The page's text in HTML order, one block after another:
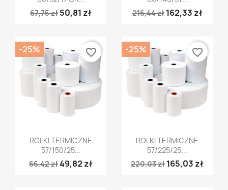
67,75 zł 50,81 zł
216,44 zł 162,33 zł
Szybki podgląd
ROLKI TERMICZNE
57/150/25...
66,42 zł49,82 zł
-25% favorite_border
Szybki podgląd
ROLKI TERMICZNE
57/225/25...
220,03 zł 165,03 zł
-25% favorite_border